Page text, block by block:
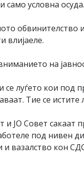
само условна осуда.
обвинителство
влијаеле.
на
се луѓето кои под
Тие се
и ЈО Совет сакаат
под нивен
и вазалство кон